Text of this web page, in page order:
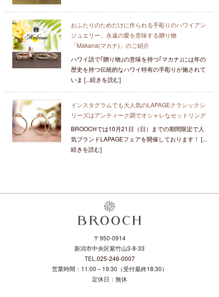
おふたりのためだけに作られる手彫りのハワイアン
ジュエリー、永遠の愛を意味する贈り物
「Makana(マカナ)」のご紹介
ハワイ語で｢贈り物｣の意味を持つ｢マカナ｣には年の
歴史を持つ伝統的なハワイ特有の手彫りが施されて
いま [...続きを読む]
インスタグラムでも大人気のLAPAGEクラシックシ
リーズはアンティーク調でオシャレなセットリング
BROOCHでは10月21日（日）までの期間限定で人
気ブランドLAPAGEフェアを開催しております！ [...
続きを読む]
〒950-0914
新潟市中央区紫竹山3-8-33
TEL.025-246-0007
営業時間：11:00～19:30（受付最終18:30）
定休日：無休